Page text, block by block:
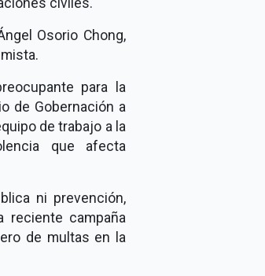
Osorio Chong,
para la
de Gobernación a
de trabajo a la
que afecta
ni prevención,
campaña
de multas en la